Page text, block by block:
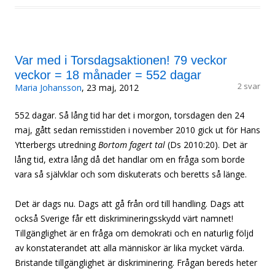
Var med i Torsdagsaktionen! 79 veckor
veckor = 18 månader = 552 dagar
Maria Johansson, 23 maj, 2012 2 svar
552 dagar. Så lång tid har det i morgon, torsdagen den 24
maj, gått sedan remisstiden i november 2010 gick ut för Hans
Ytterbergs utredning Bortom fagert tal (Ds 2010:20). Det är
lång tid, extra lång då det handlar om en fråga som borde
vara så självklar och som diskuterats och beretts så länge.
Det är dags nu. Dags att gå från ord till handling. Dags att
också Sverige får ett diskrimineringsskydd värt namnet!
Tillgänglighet är en fråga om demokrati och en naturlig följd
av konstaterandet att alla människor är lika mycket värda.
Bristande tillgänglighet är diskriminering. Frågan bereds heter